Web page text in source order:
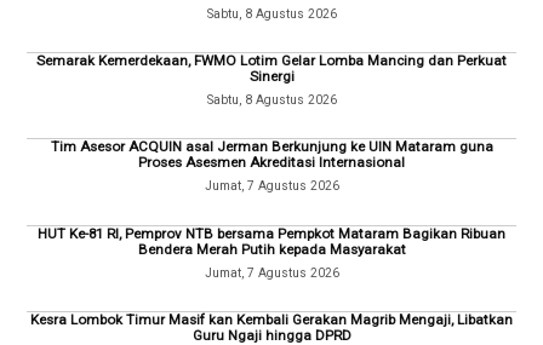
Sabtu, 8 Agustus 2026
Semarak Kemerdekaan, FWMO Lotim Gelar Lomba Mancing dan Perkuat
Sinergi
Sabtu, 8 Agustus 2026
Tim Asesor ACQUIN asal Jerman Berkunjung ke UIN Mataram guna
Proses Asesmen Akreditasi Internasional
Jumat, 7 Agustus 2026
HUT Ke-81 RI, Pemprov NTB bersama Pempkot Mataram Bagikan Ribuan
Bendera Merah Putih kepada Masyarakat
Jumat, 7 Agustus 2026
Kesra Lombok Timur Masif kan Kembali Gerakan Magrib Mengaji, Libatkan
Guru Ngaji hingga DPRD